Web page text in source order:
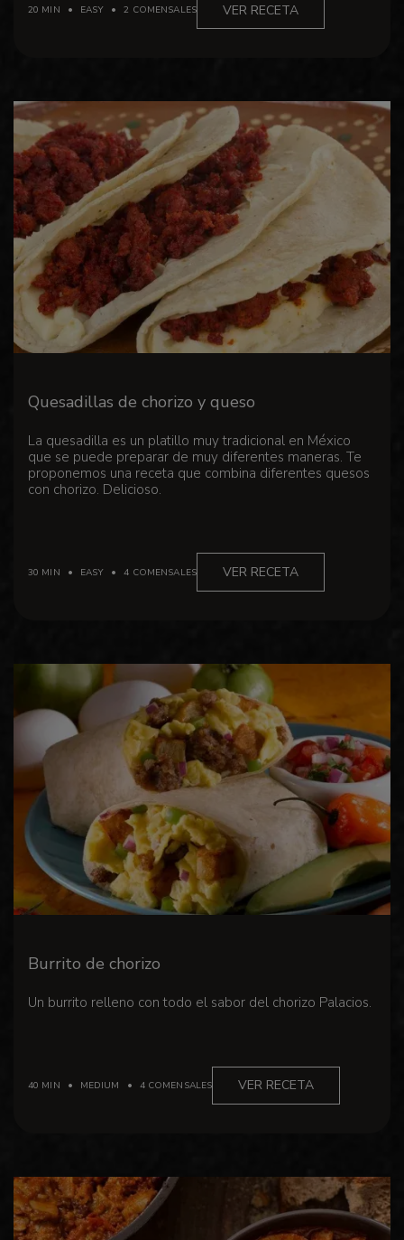
20 MIN EASY 2 COMENSALES VER RECETA
Quesadillas de chorizo ​​y queso
La quesadilla es un platillo muy tradicional en México
que se puede preparar de muy diferentes maneras. Te
proponemos una receta que combina diferentes quesos
con chorizo. Delicioso.
30 MIN EASY 4 COMENSALES VER RECETA
Burrito de chorizo
Un burrito relleno con todo el sabor del chorizo ​​Palacios.
40 MIN MEDIUM 4 COMENSALES VER RECETA